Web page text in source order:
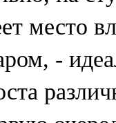
место
-